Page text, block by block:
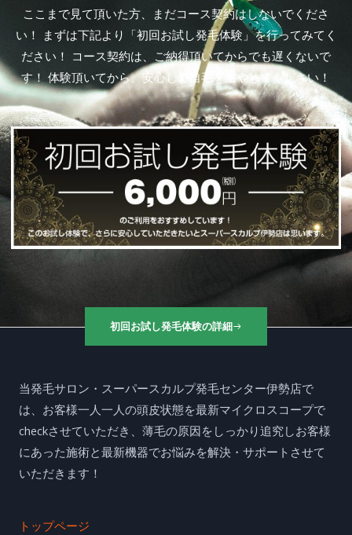
ここまで見て頂いた方、まだコース契約はしないでくださ
い！ まずは下記より「初回お試し発毛体験」を行ってみてく
ださい！ コース契約は、ご納得頂いてからでも遅くないで
す！ 体験頂いてから、安心して自毛を生やしてください！
初回お試し発毛体験の詳細
当発毛サロン・スーパースカルプ発毛センター伊勢店で
は、お客様一人一人の頭皮状態を最新マイクロスコープで
checkさせていただき、薄毛の原因をしっかり追究しお客様
にあった施術と最新機器でお悩みを解決・サポートさせて
いただきます！
トップページ